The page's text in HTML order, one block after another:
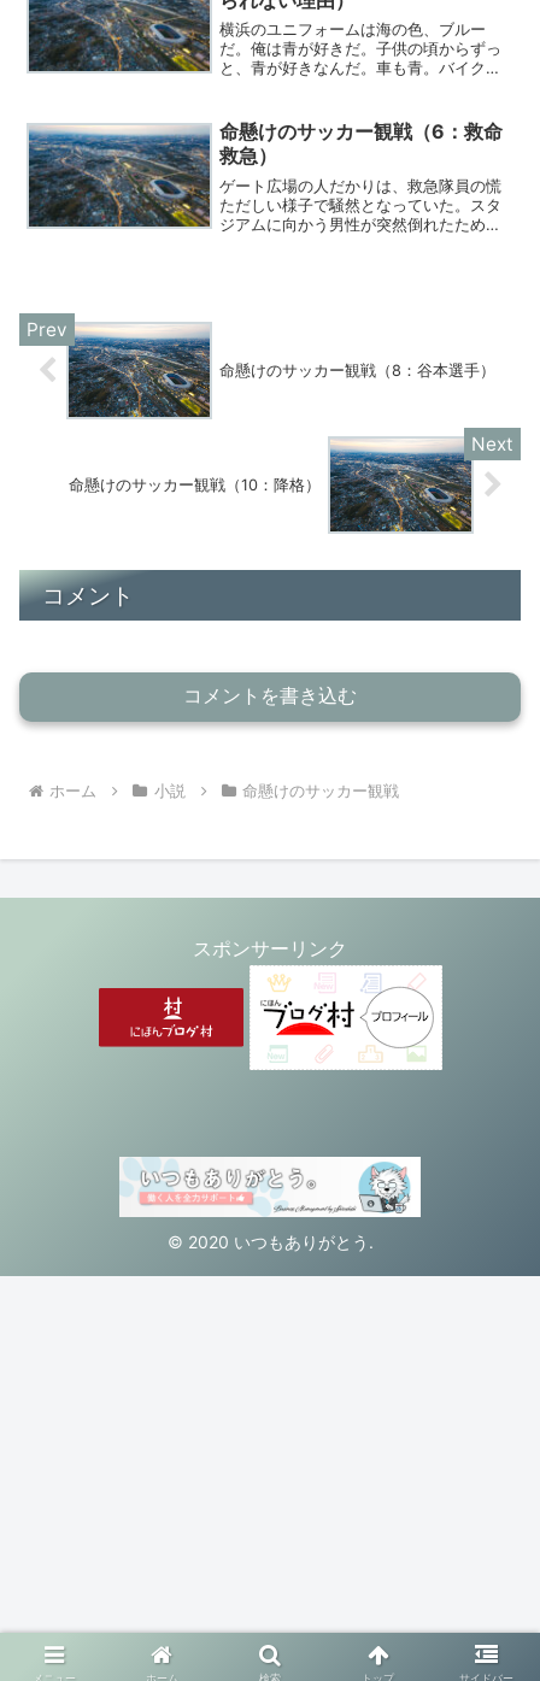
横浜のユニフォームは海の色、ブルー
だ。俺は青が好きだ。子供の頃からずっ
と、青が好きなんだ。車も青。バイクも
命懸けのサッカー観戦（6：救命
救急）
ゲート広場の人だかりは、救急隊員の慌
ただしい様子で騒然となっていた。スタ
ジアムに向かう男性が突然倒れたため
命懸けのサッカー観戦（8：谷本選手）
命懸けのサッカー観戦（10：降格）
コメント
コメントを書き込む
ホーム 小説 命懸けのサッカー観戦
スポンサーリンク
© 2020 いつもありがとう.
メニュー ホーム 検索 トップ サイドバー